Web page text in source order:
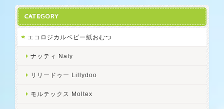
CATEGORY
エコロジカルベビー紙おむつ
ナッティ Naty
リリードゥー Lillydoo
モルテックス Moltex